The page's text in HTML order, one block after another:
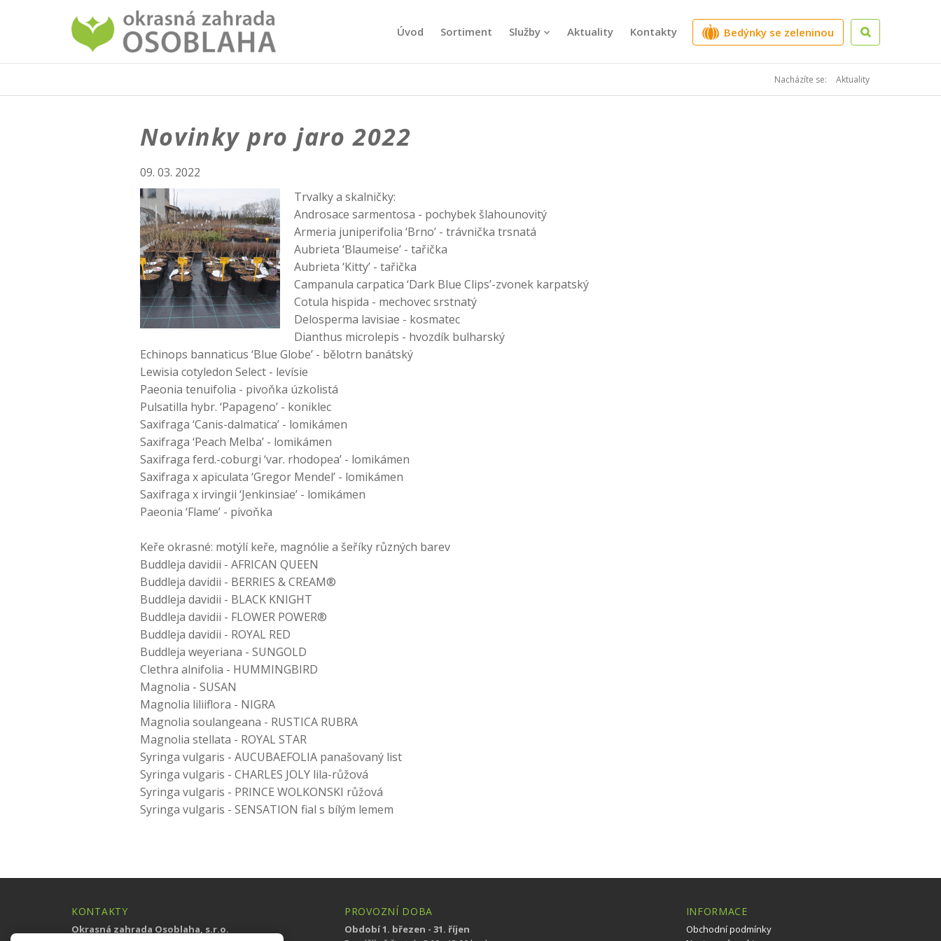
Úvod Sortiment Služby Aktuality Kontakty Bedýnky se zeleninou
Nacházíte se: Aktuality
Novinky pro jaro 2022
09. 03. 2022
Trvalky a skalničky:
Androsace sarmentosa - pochybek šlahounovitý
Armeria juniperifolia ‘Brno’ - trávnička trsnatá
Aubrieta ‘Blaumeise’ - tařička
Aubrieta ‘Kitty’ - tařička
Campanula carpatica ‘Dark Blue Clips’-zvonek karpatský
Cotula hispida - mechovec srstnatý
Delosperma lavisiae - kosmatec
Dianthus microlepis - hvozdík bulharský
Echinops bannaticus ‘Blue Globe’ - bělotrn banátský
Lewisia cotyledon Select - levísie
Paeonia tenuifolia - pivoňka úzkolistá
Pulsatilla hybr. ‘Papageno’ - koniklec
Saxifraga ‘Canis-dalmatica’ - lomikámen
Saxifraga ‘Peach Melba’ - lomikámen
Saxifraga ferd.-coburgi ‘var. rhodopea’ - lomikámen
Saxifraga x apiculata ‘Gregor Mendel’ - lomikámen
Saxifraga x irvingii ‘Jenkinsiae’ - lomikámen
Paeonia ‘Flame’ - pivoňka
Keře okrasné: motýlí keře, magnólie a šeříky různých barev
Buddleja davidii - AFRICAN QUEEN
Buddleja davidii - BERRIES & CREAM®
Buddleja davidii - BLACK KNIGHT
Buddleja davidii - FLOWER POWER®
Buddleja davidii - ROYAL RED
Buddleja weyeriana - SUNGOLD
Clethra alnifolia - HUMMINGBIRD
Magnolia - SUSAN
Magnolia liliiflora - NIGRA
Magnolia soulangeana - RUSTICA RUBRA
Magnolia stellata - ROYAL STAR
Syringa vulgaris - AUCUBAEFOLIA panašovaný list
Syringa vulgaris - CHARLES JOLY lila-růžová
Syringa vulgaris - PRINCE WOLKONSKI růžová
Syringa vulgaris - SENSATION fial s bílým lemem
KONTAKTY
Okrasná zahrada Osoblaha, s.r.o.
PROVOZNÍ DOBA
Období 1. březen - 31. říjen
INFORMACE
Obchodní podmínky